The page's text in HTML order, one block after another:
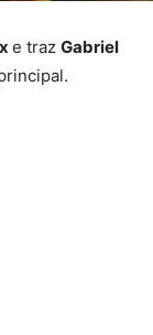
e traz Gabriel